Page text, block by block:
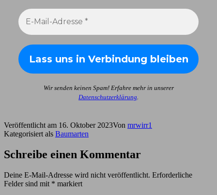
Wir senden keinen Spam! Erfahre mehr in unserer
Datenschutzerklärung
Veröffentlicht am 16. Oktober 2023Von mrwirr1
Kategorisiert als Baumarten
Schreibe einen Kommentar
Deine E-Mail-Adresse wird nicht veröffentlicht. Erforderliche
Felder sind mit * markiert